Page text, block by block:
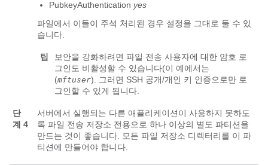
PubkeyAuthentication yes
파일에서 이들이 주석 처리된 경우 설정을 그대로 둘 수 있
습니다.
팁
보안을 강화하려면 파일 전송 사용자에 대한 암호 로
그인도 비활성할 수 있습니다(이 예에서는
(mftuser). 그러면 SSH 공개/개인 키 인증으로만 로
그인할 수 있게 됩니다.
단
계 4
서버에서 실행되는 다른 애플리케이션이 사용하지 못하도
록 파일 전송 저장소 전용으로 하나 이상의 별도 파티션을
만드는 것이 좋습니다. 모든 파일 저장소 디렉터리를 이 파
티션에 만들어야 합니다.